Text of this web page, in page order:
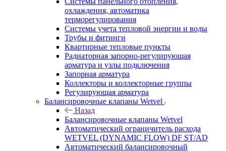
охлаждения, автоматика
терморегулирования
Системы учета тепловой энергии и воды
Трубы и фитинги
Квартирные тепловые пункты
Радиаторная запорно-регулирующая
арматура и узлы подключения
Запорная арматура
Коллекторы и коллекторные группы
Регулирующая арматура
Балансировочные клапаны Wetvel
Назад
Балансировочные клапаны Wetvel
Автоматический ограничитель расхода
WETVEL (DYNAMIC FLOW) DF ST/AD
Автоматический балансировочный